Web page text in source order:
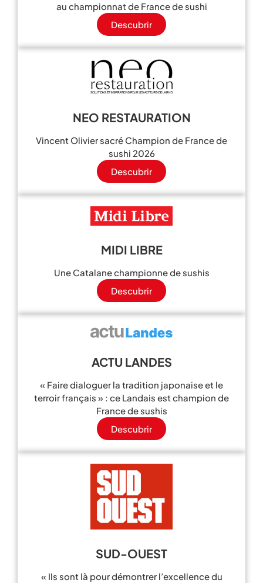
au championnat de France de sushi
Descubrir
NEO RESTAURATION
Vincent Olivier sacré Champion de France de
sushi 2026
Descubrir
MIDI LIBRE
Une Catalane championne de sushis
Descubrir
ACTU LANDES
« Faire dialoguer la tradition japonaise et le
terroir français » : ce Landais est champion de
France de sushis
Descubrir
SUD-OUEST
« Ils sont là pour démontrer l’excellence du